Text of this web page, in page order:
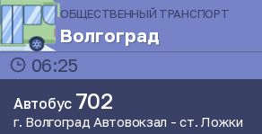
ОБЩЕСТВЕННЫЙ ТРАНСПОРТ
Волгоград
06:25
Автобус 702
г. Волгоград Автовокзал - ст. Ложки